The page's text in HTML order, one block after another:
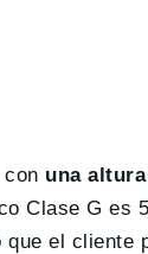
con una
Clase G es
que el cliente